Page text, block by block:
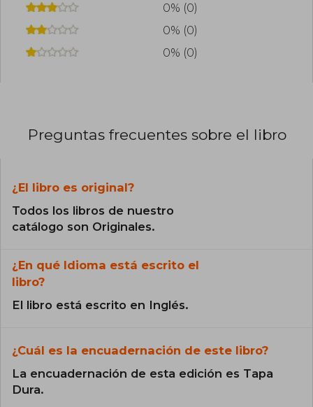
0% (0)
0% (0)
0% (0)
Preguntas frecuentes sobre el libro
¿El libro es original?
Todos los libros de nuestro
catálogo son Originales.
¿En qué Idioma está escrito el
libro?
El libro está escrito en Inglés.
¿Cuál es la encuadernación de este libro?
La encuadernación de esta edición es Tapa
Dura.